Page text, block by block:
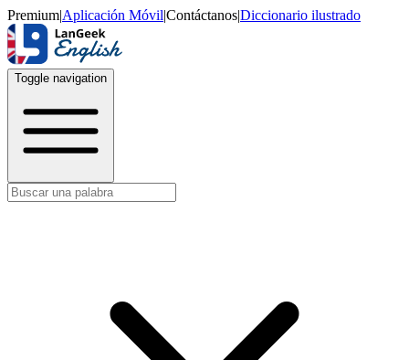
Premium|Aplicación Móvil|Contáctanos|Diccionario ilustrado
Toggle navigation